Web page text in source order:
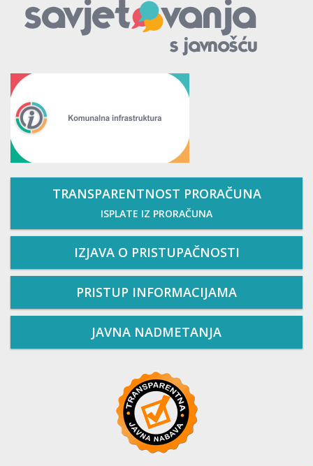
TRANSPARENTNOST PRORAČUNA
ISPLATE IZ PRORAČUNA
IZJAVA O PRISTUPAČNOSTI
PRISTUP INFORMACIJAMA
JAVNA NADMETANJA